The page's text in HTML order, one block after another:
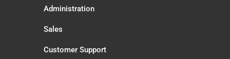
Administration
Sales
Customer Support